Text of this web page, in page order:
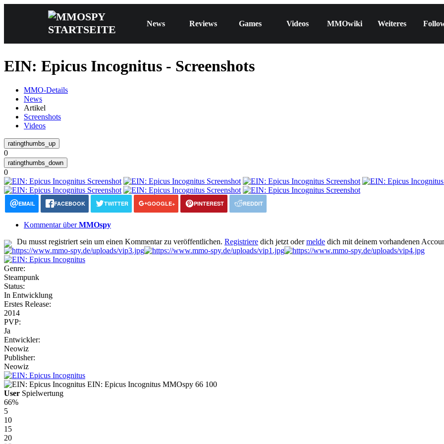
News Reviews Games Videos MMOwiki Weiteres
EIN: Epicus Incognitus - Screenshots
MMO-Details
News
Artikel
Screenshots
Videos
0
0
EMAIL FACEBOOK TWITTER GOOGLE+ PINTEREST REDDIT
Kommentar überMMOspy
Du musst registriert sein um einen Kommentar zu veröffentlichen. Registriere dich jetzt odermelde dich mit deinem vorhandenen
Genre:
Steampunk
Status:
In Entwicklung
Erstes Release:
2014
PVP:
Ja
Entwickler:
Neowiz
Publisher:
Neowiz
EIN: Epicus Incognitus MMOspy 66 100
User Spielwertung
66%
5
10
15
20